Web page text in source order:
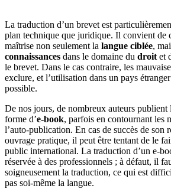
La traduction d’un brevet est
plan technique que juridique. Il convient de
maîtrise non seulement la langue ciblée,
connaissances dans le domaine du droit et
le brevet. Dans le cas contraire, les
exclure, et l’utilisation dans un pays
possible.
De nos jours, de nombreux auteurs publient
forme d’e-book, parfois en contournant les
l’auto-publication. En cas de succès de son
ouvrage pratique, il peut être tentant de le
public international. La traduction d’un e-
réservée à des professionnels ; à défaut, il
soigneusement la traduction, ce qui est
pas soi-même la langue.